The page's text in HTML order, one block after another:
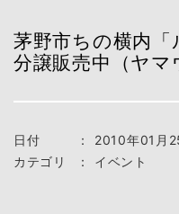
茅野市ちの横内「
分譲販売中（ヤマ
日付 ：
2010年01月
カテゴリ
： イベント